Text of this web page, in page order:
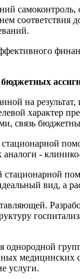
самоконтроль,
соответствия
на
характер
связь
аналоги -
вид, а
услуги.